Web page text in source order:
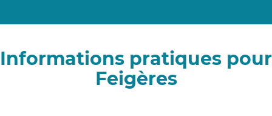
Informations pratiques pour
Feigères